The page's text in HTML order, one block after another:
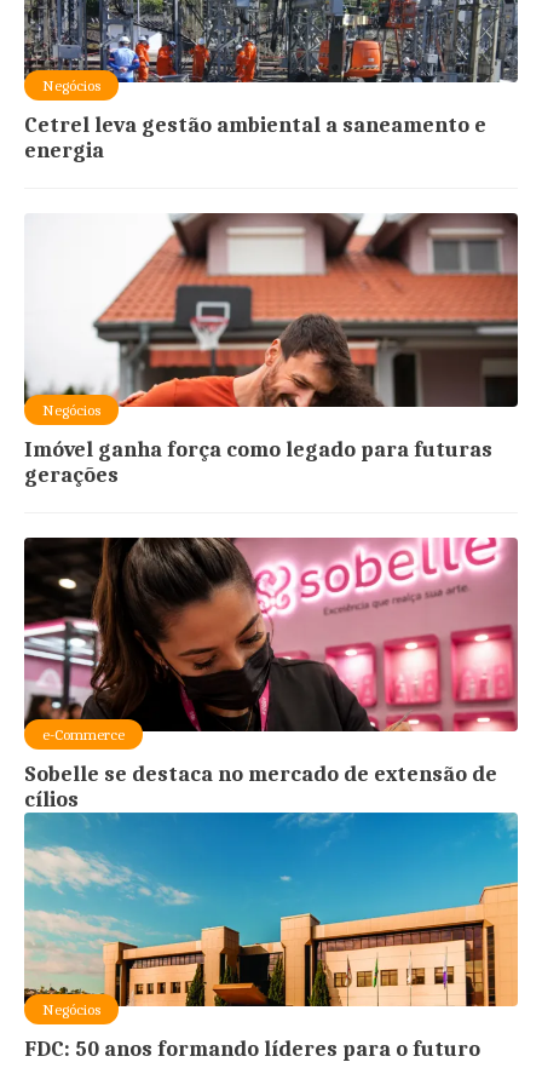
Negócios
Cetrel leva gestão ambiental a saneamento e
energia
Negócios
Imóvel ganha força como legado para futuras
gerações
e-Commerce
Sobelle se destaca no mercado de extensão de
cílios
Negócios
FDC: 50 anos formando líderes para o futuro